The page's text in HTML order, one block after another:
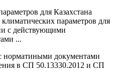
для Казахстана
параметров для
с действующими
...
норматиными документами
в СП 50.13330.2012 и СП